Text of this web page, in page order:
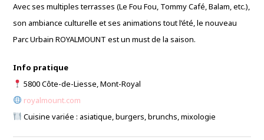
Avec ses multiples terrasses (Le Fou Fou, Tommy Café, Balam, etc.),
son ambiance culturelle et ses animations tout l’été, le nouveau
Parc Urbain ROYALMOUNT est un must de la saison.
Info pratique
5800 Côte-de-Liesse, Mont-Royal
royalmount.com
Cuisine variée : asiatique, burgers, brunchs, mixologie